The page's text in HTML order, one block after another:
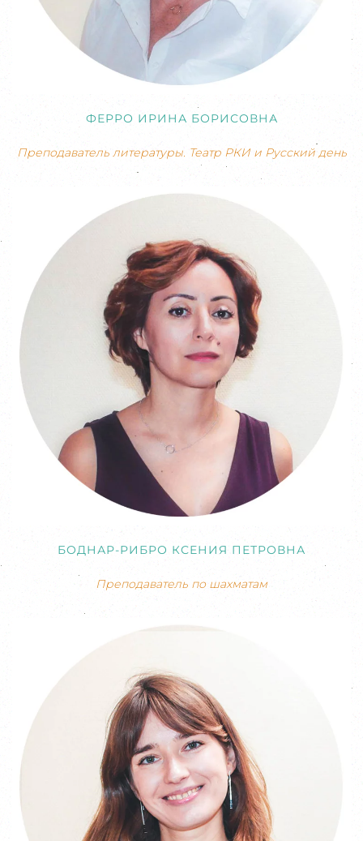
ФЕРРО ИРИНА БОРИСОВНА
Преподаватель литературы. Театр РКИ и Русский день
БОДНАР-РИБРО КСЕНИЯ ПЕТРОВНА
Преподаватель по шахматам